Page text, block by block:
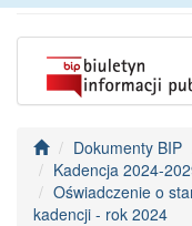
Dokumenty BIP
Kadencja 2024-
Oświadczenie o
kadencji - rok 2024